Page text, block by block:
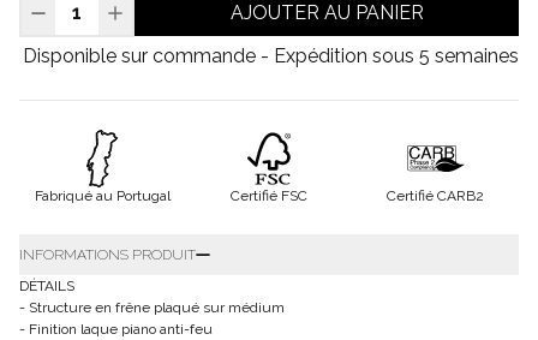
AJOUTER AU PANIER
Disponible sur commande - Expédition sous 5 semaines
Fabriqué au Portugal Certifié FSC Certifié CARB2
INFORMATIONS PRODUIT
DÉTAILS
- Structure en frêne plaqué sur médium
- Finition laque piano anti-feu